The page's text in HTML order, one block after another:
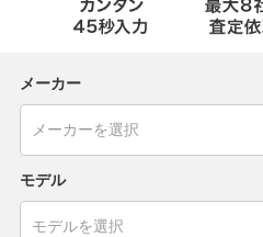
メーカー
モデル